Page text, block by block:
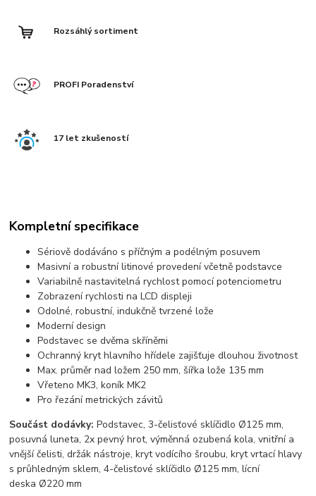
Rozsáhlý sortiment
PROFI Poradenství
17 let zkušeností
Kompletní specifikace
Sériově dodáváno s příčným a podélným posuvem
Masivní a robustní litinové provedení včetně podstavce
Variabilně nastavitelná rychlost pomocí potenciometru
Zobrazení rychlosti na LCD displeji
Odolné, robustní, indukčně tvrzené lože
Moderní design
Podstavec se dvěma skříněmi
Ochranný kryt hlavního hřídele zajišťuje dlouhou životnost
Max. průměr nad ložem 250 mm, šířka lože 135 mm
Vřeteno MK3, koník MK2
Pro řezání metrických závitů
Součást dodávky: Podstavec, 3-čelisťové sklíčidlo Ø125 mm,
posuvná luneta, 2x pevný hrot, výměnná ozubená kola, vnitřní a
vnější čelisti, držák nástroje, kryt vodícího šroubu, kryt vrtací hlavy
s průhledným sklem, 4-čelisťové sklíčidlo Ø125 mm, lícní
deska Ø220 mm